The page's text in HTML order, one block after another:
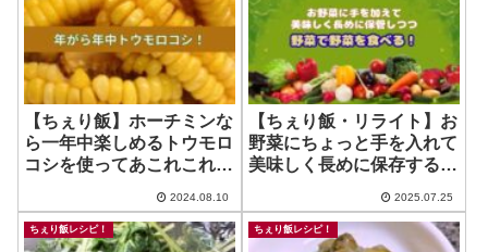
【ちぇり飯】ホーチミンな
ら一年中楽しめるトウモロ
コシを使ってあこれこれバ
唐揚げ・ネギ油ソース）
2024.08.10
【ちぇり飯・リライト】お
野菜にちょっと手を入れて
美味しく長めに保存する方
2025.07.25
ちぇり飯レシピ！ ちぇり飯レシピ！